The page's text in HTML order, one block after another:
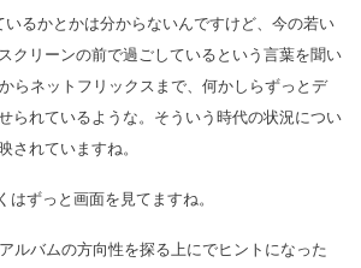
るかとかは分からないんですけど、今の若い
クリーンの前で過ごしているという言葉を聞い
らネットフリックスまで、何かしらずっとデ
られているような。そういう時代の状況につい
されていますね。
ずっと画面を見てますね。
ルバムの方向性を探る上にでヒントになった